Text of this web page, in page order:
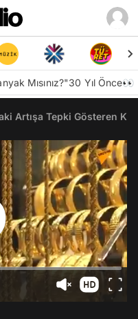
Mısınız?"30 Yıl Önce👀
Artışa Tepki Gösteren